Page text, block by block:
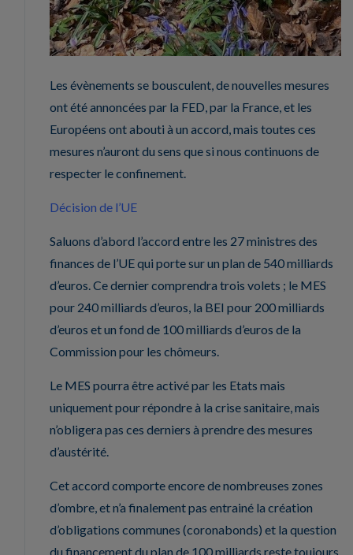
Les évènements se bousculent, de nouvelles mesures
ont été annoncées par la FED, par la France, et les
Européens ont abouti à un accord, mais toutes ces
mesures n’auront du sens que si nous continuons de
respecter le confinement.
Décision de l’UE
Saluons d’abord l’accord entre les 27 ministres des
finances de l’UE qui porte sur un plan de 540 milliards
d’euros. Ce dernier comprendra trois volets ; le MES
pour 240 milliards d’euros, la BEI pour 200 milliards
d’euros et un fond de 100 milliards d’euros de la
Commission pour les chômeurs.
Le MES pourra être activé par les Etats mais
uniquement pour répondre à la crise sanitaire, mais
n’obligera pas ces derniers à prendre des mesures
d’austérité.
Cet accord comporte encore de nombreuses zones
d’ombre, et n’a finalement pas entrainé la création
d’obligations communes (coronabonds) et la question
du financement du plan de 100 milliards reste toujours